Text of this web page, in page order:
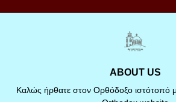
ABOUT US
Καλώς ήρθατε στον Ορθόδοξο ιστότοπό